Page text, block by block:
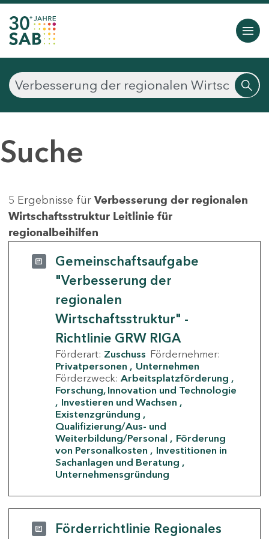
Suche
5 Ergebnisse für Verbesserung der regionalen
Wirtschaftsstruktur Leitlinie für
regionalbeihilfen
Gemeinschaftsaufgabe
"Verbesserung der
regionalen
Wirtschaftsstruktur" -
Richtlinie GRW RIGA
Förderart: Zuschuss Fördernehmer:
Privatpersonen
Unternehmen
Förderzweck: Arbeitsplatzförderung
Forschung, Innovation und Technologie
Investieren und Wachsen
Existenzgründung
Qualifizierung/Aus- und
Weiterbildung/Personal
Förderung
von Personalkosten
Investitionen in
Sachanlagen und Beratung
Unternehmensgründung
Förderrichtlinie Regionales